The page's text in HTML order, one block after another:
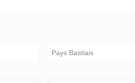
Pays Bastiais